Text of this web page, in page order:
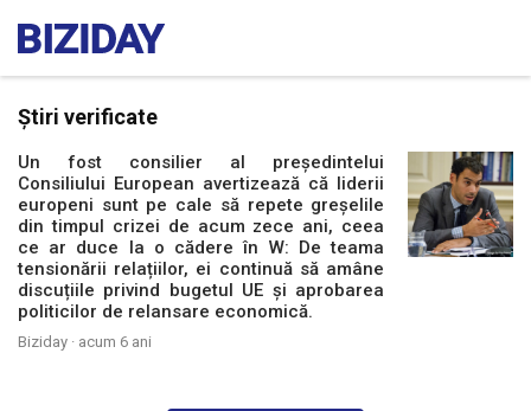
Știri verificate
Un fost consilier al președintelui
Consiliului European avertizează că liderii
europeni sunt pe cale să repete greșelile
din timpul crizei de acum zece ani, ceea
ce ar duce la o cădere în W: De teama
tensionării relațiilor, ei continuă să amâne
discuțiile privind bugetul UE și aprobarea
politicilor de relansare economică.
Biziday · acum 6 ani